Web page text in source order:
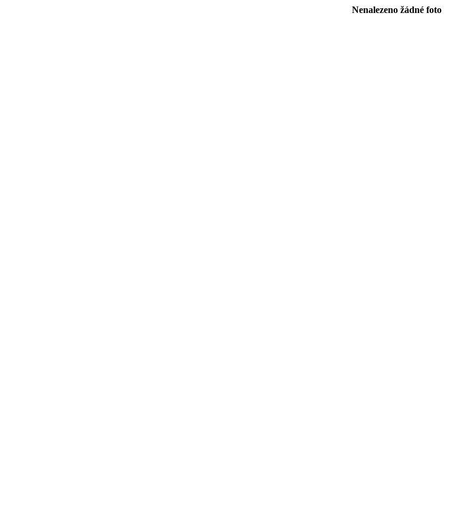
Nenalezeno žádné foto